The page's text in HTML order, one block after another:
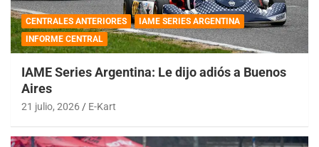
CENTRALES ANTERIORES
IAME SERIES ARGENTINA
INFORME CENTRAL
IAME Series Argentina: Le dijo adiós a Buenos
Aires
21 julio, 2026 E-Kart